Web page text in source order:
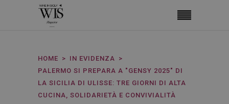
HOME
IN EVIDENZA
PALERMO SI PREPARA A "GENSY 2025" DI
LA SICILIA DI ULISSE: TRE GIORNI DI ALTA
CUCINA, SOLIDARIETÀ E CONVIVIALITÀ